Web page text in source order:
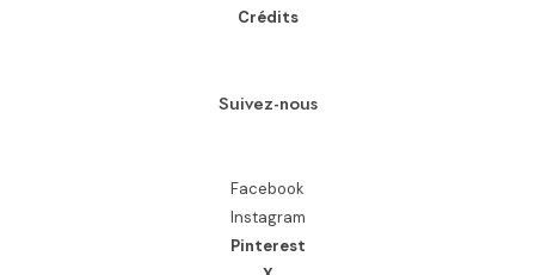
Crédits
Suivez-nous
Facebook
Instagram
Pinterest